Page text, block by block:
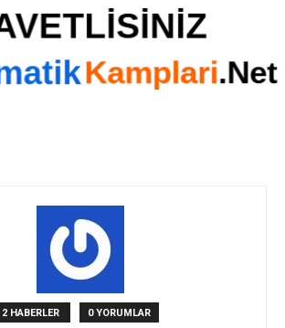
2 HABERLER 0 YORUMLAR